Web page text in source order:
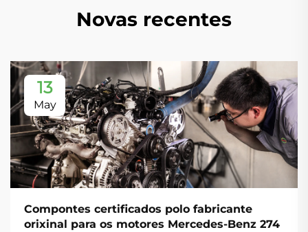
Novas recentes
13
May
Compontes certificados polo fabricante
orixinal para os motores Mercedes-Benz 274